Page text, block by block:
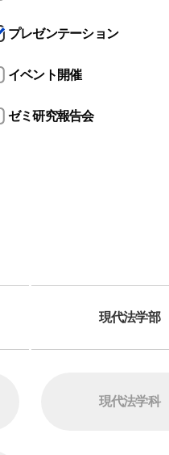
プレゼンテーション
イベント開催
ゼミ研究報告会
現代法学部
現代法学科